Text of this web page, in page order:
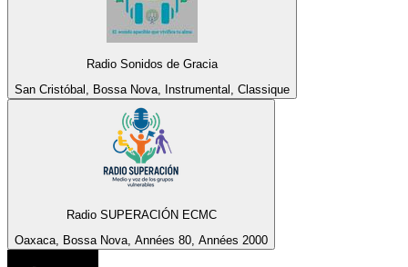
Radio Sonidos de Gracia
San Cristóbal, Bossa Nova, Instrumental, Classique
Radio SUPERACIÓN ECMC
Oaxaca, Bossa Nova, Années 80, Années 2000